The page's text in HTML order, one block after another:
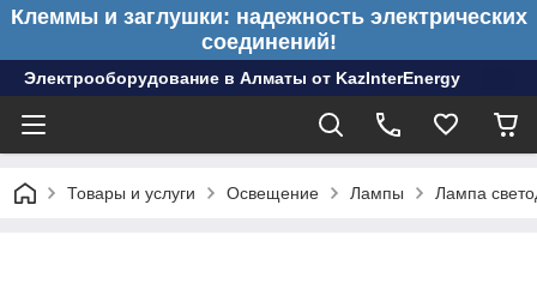
Клеммы и заглушки: надежность электрических
соединений!
Электрооборудование в Алматы от KazInterEnergy
Товары и услуги Освещение Лампы Лампа